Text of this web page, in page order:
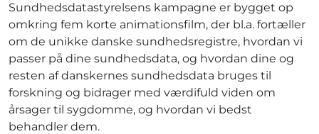
Sundhedsdatastyrelsens kampagne er bygget op
omkring fem korte animationsfilm, der bl.a. fortæller
om de unikke danske sundhedsregistre, hvordan vi
passer på dine sundhedsdata, og hvordan dine og
resten af danskernes sundhedsdata bruges til
forskning og bidrager med værdifuld viden om
årsager til sygdomme, og hvordan vi bedst
behandler dem.